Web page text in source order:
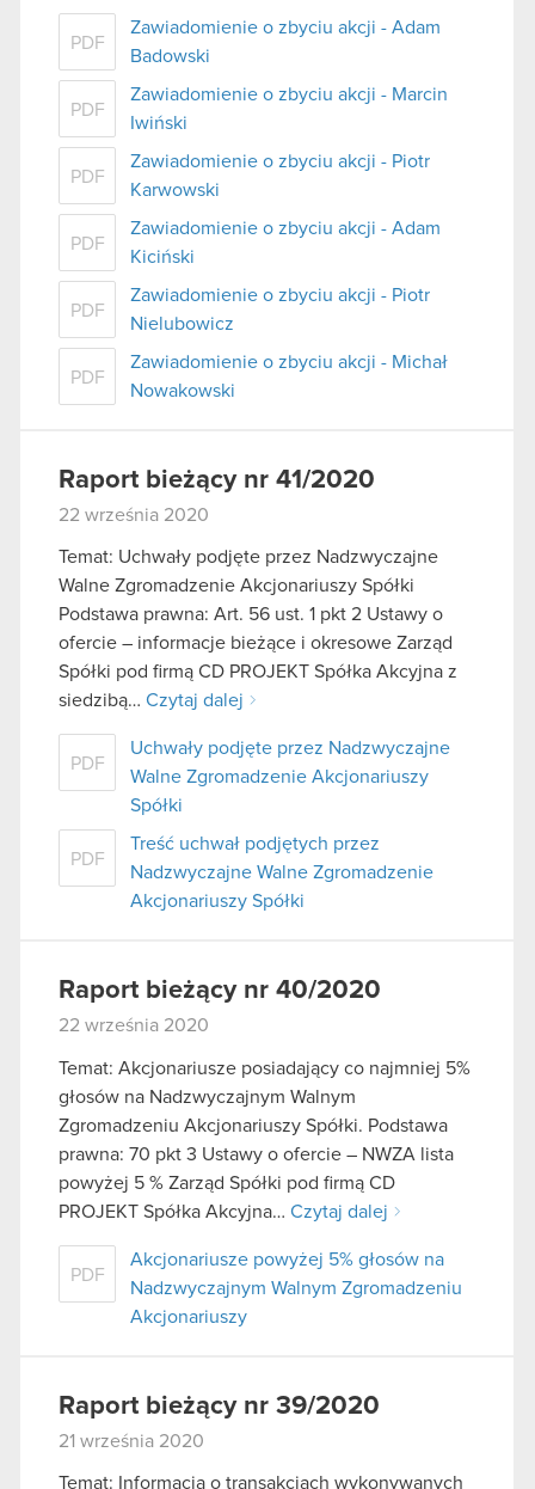
PDF
Zawiadomienie o zbyciu akcji - Adam
Badowski
PDF
Zawiadomienie o zbyciu akcji - Marcin
Iwiński
PDF
Zawiadomienie o zbyciu akcji - Piotr
Karwowski
PDF
Zawiadomienie o zbyciu akcji - Adam
Kiciński
PDF
Zawiadomienie o zbyciu akcji - Piotr
Nielubowicz
PDF
Zawiadomienie o zbyciu akcji - Michał
Nowakowski
Raport bieżący nr 41/2020
22 września 2020
Temat: Uchwały podjęte przez Nadzwyczajne
Walne Zgromadzenie Akcjonariuszy Spółki
Podstawa prawna: Art. 56 ust. 1 pkt 2 Ustawy o
ofercie – informacje bieżące i okresowe Zarząd
Spółki pod firmą CD PROJEKT Spółka Akcyjna z
siedzibą… Czytaj dalej
PDF
Uchwały podjęte przez Nadzwyczajne
Walne Zgromadzenie Akcjonariuszy
Spółki
PDF
Treść uchwał podjętych przez
Nadzwyczajne Walne Zgromadzenie
Akcjonariuszy Spółki
Raport bieżący nr 40/2020
22 września 2020
Temat: Akcjonariusze posiadający co najmniej 5%
głosów na Nadzwyczajnym Walnym
Zgromadzeniu Akcjonariuszy Spółki. Podstawa
prawna: 70 pkt 3 Ustawy o ofercie – NWZA lista
powyżej 5 % Zarząd Spółki pod firmą CD
PROJEKT Spółka Akcyjna… Czytaj dalej
PDF
Akcjonariusze powyżej 5% głosów na
Nadzwyczajnym Walnym Zgromadzeniu
Akcjonariuszy
Raport bieżący nr 39/2020
21 września 2020
Temat: Informacja o transakcjach wykonywanych